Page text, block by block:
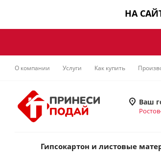
НА
О компании Услуги Как купить
Ваш
Гипсокартон и листовые